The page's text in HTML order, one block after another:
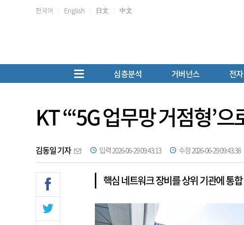
한국어 English 日文 中文
심층분석 거버넌스 전자
KT “‘5G 업무망 거점형’
김동일 기자 입력 2026-06-29 09:43:13 수정 2026-06-29 09:43:38
핵심 네트워크 장비를 상위 기관에 통